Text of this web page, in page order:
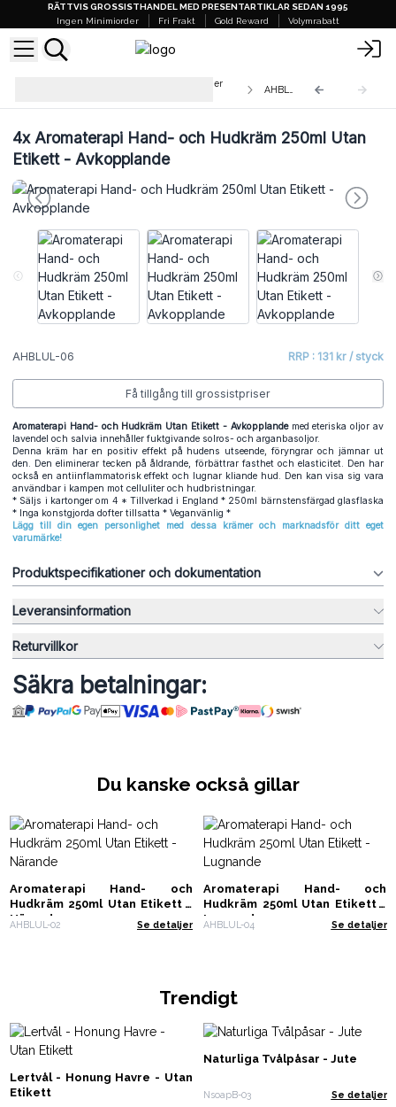
RÄTTVIS GROSSISTHANDEL MED PRESENTARTIKLAR SEDAN 1995
Ingen Minimiorder
Fri Frakt Gold Reward Volymrabatt
Aromaterapi Hand- och Hudkrämer
AHBLUL-06
4xAromaterapi Hand- och Hudkräm 250ml Utan
Etikett - Avkopplande
AHBLUL-06 RRP : 131 kr / styck
Få tillgång till grossistpriser
Aromaterapi Hand- och Hudkräm Utan Etikett - Avkopplande med eteriska oljor av
lavendel och salvia innehåller fuktgivande solros- och arganbasoljor.
Denna kräm har en positiv effekt på hudens utseende, föryngrar och jämnar ut
den. Den eliminerar tecken på åldrande, förbättrar fasthet och elasticitet. Den har
också en antiinflammatorisk effekt och lugnar kliande hud. Den kan visa sig vara
användbar i kampen mot celluliter och hudbristningar.
* Säljs i kartonger om 4 * Tillverkad i England * 250ml bärnstensfärgad glasflaska
* Inga konstgjorda dofter tillsatta * Veganvänlig *
Lägg till din egen personlighet med dessa krämer och marknadsför ditt eget
varumärke!
Produktspecifikationer och dokumentation
Leveransinformation
Returvillkor
Säkra betalningar:
Du kanske också gillar
Aromaterapi Hand- och
Hudkräm 250ml Utan Etikett -
Närande
AHBLUL-02 Se detaljer
Aromaterapi Hand- och
Hudkräm 250ml Utan Etikett -
Lugnande
AHBLUL-04 Se detaljer
Trendigt
Lertvål - Honung Havre - Utan
Etikett
Naturliga Tvålpåsar - Jute
NsoapB-03 Se detaljer